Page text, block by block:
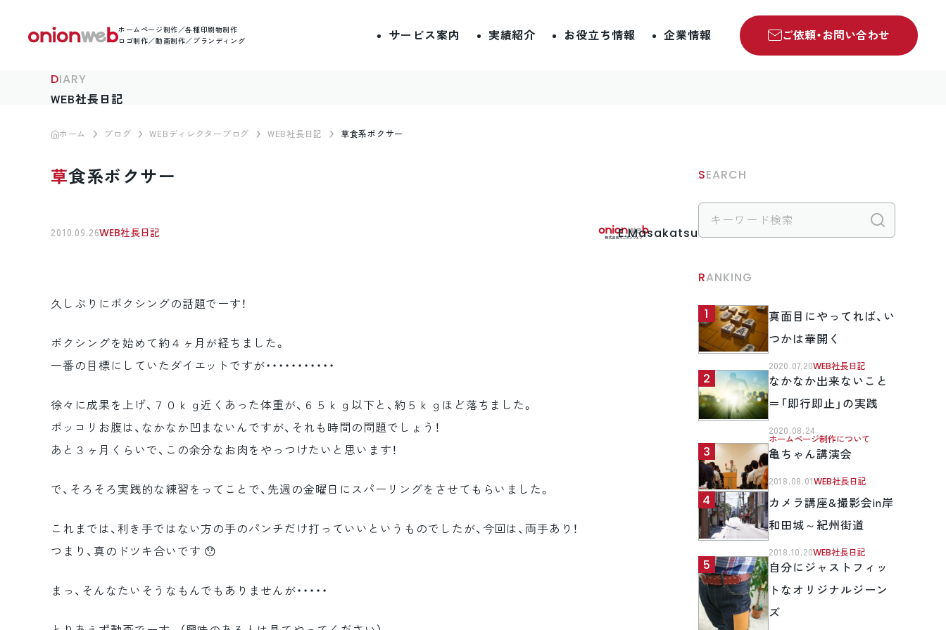
ホームページ制作／各種印刷物制作
ロゴ制作／動画制作／ブランディング
サービス案内 実績紹介 お役立ち情報 企業情報 ご依頼・お問い合わせ
DIARY
WEB社長日記
ホーム ブログ WEBディレクターブログ WEB社長日記 草食系ボクサー
草食系ボクサー
2010.09.26WEB社長日記 E.Masakatsu
久しぶりにボクシングの話題でーす！
ボクシングを始めて約４ヶ月が経ちました。
一番の目標にしていたダイエットですが・・・・・・・・・・・
徐々に成果を上げ、７０ｋｇ近くあった体重が、６５ｋｇ以下と、約５ｋｇほど落ちました。
ポッコリお腹は、なかなか凹まないんですが、それも時間の問題でしょう！
あと３ヶ月くらいで、この余分なお肉をやっつけたいと思います！
で、そろそろ実践的な練習をってことで、先週の金曜日にスパーリングをさせてもらいました。
これまでは、利き手ではない方の手のパンチだけ打っていいというものでしたが、今回は、両手あり！
つまり、真のドツキ合いです 😯
まっ、そんなたいそうなもんでもありませんが・・・・・
SEARCH
RANKING
真面目にやってれば、い
つかは華開く
2020.07.20WEB社長日記
なかなか出来ないこと
＝「即行即止」の実践
2020.08.24
ホームページ制作について
亀ちゃん講演会
2018.08.01WEB社長日記
カメラ講座&撮影会in岸
和田城～紀州街道
2018.10.20WEB社長日記
自分にジャストフィッ
トなオリジナルジーン
ズ